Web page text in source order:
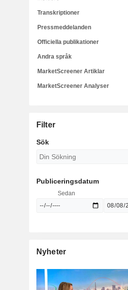
Transkriptioner
Pressmeddelanden
Officiella publikationer
Andra språk
MarketScreener Artiklar
MarketScreener Analyser
Filter
Sök
Publiceringsdatum
Sedan
Nyheter